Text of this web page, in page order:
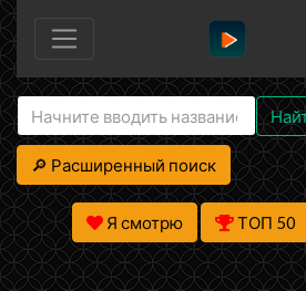
🔎 Расширенный поиск
Я смотрю ТОП 50